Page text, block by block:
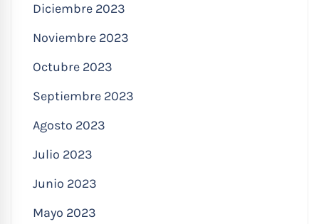
Diciembre 2023
Noviembre 2023
Octubre 2023
Septiembre 2023
Agosto 2023
Julio 2023
Junio 2023
Mayo 2023